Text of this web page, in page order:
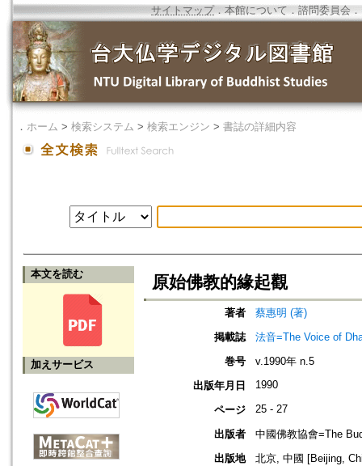
サイトマップ．本館について ． 諮問委員会 ．
． ホーム > 検索システム > 検索エンジン > 書誌の詳細内容
本文を読む
加えサービス
原始佛教的緣起觀
著者
蔡惠明 (著)
掲載誌
法音=The Voice of
巻号
v.1990年 n.5
出版年月日
1990
ページ 25 - 27
出版者
中國佛教協會=The
出版地
北京, 中國 [Beijing,